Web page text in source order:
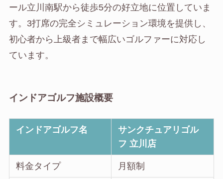
ール立川南駅から徒歩5分の好立地に位置していま
す。3打席の完全シミュレーション環境を提供し、
初心者から上級者まで幅広いゴルファーに対応し
ています。
インドアゴルフ施設概要
インドアゴルフ名
サンクチュアリゴル
フ 立川店
料金タイプ 月額制